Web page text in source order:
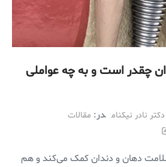
چقدر است و به چه عواملی
دکتر نادر نیکنام در: مقالات
دهان و دندان کمک می‌کند و هم